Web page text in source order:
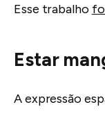
Esse trabalho
Estar
A expressão